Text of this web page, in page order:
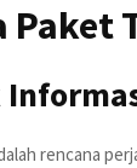
Paket
rencana